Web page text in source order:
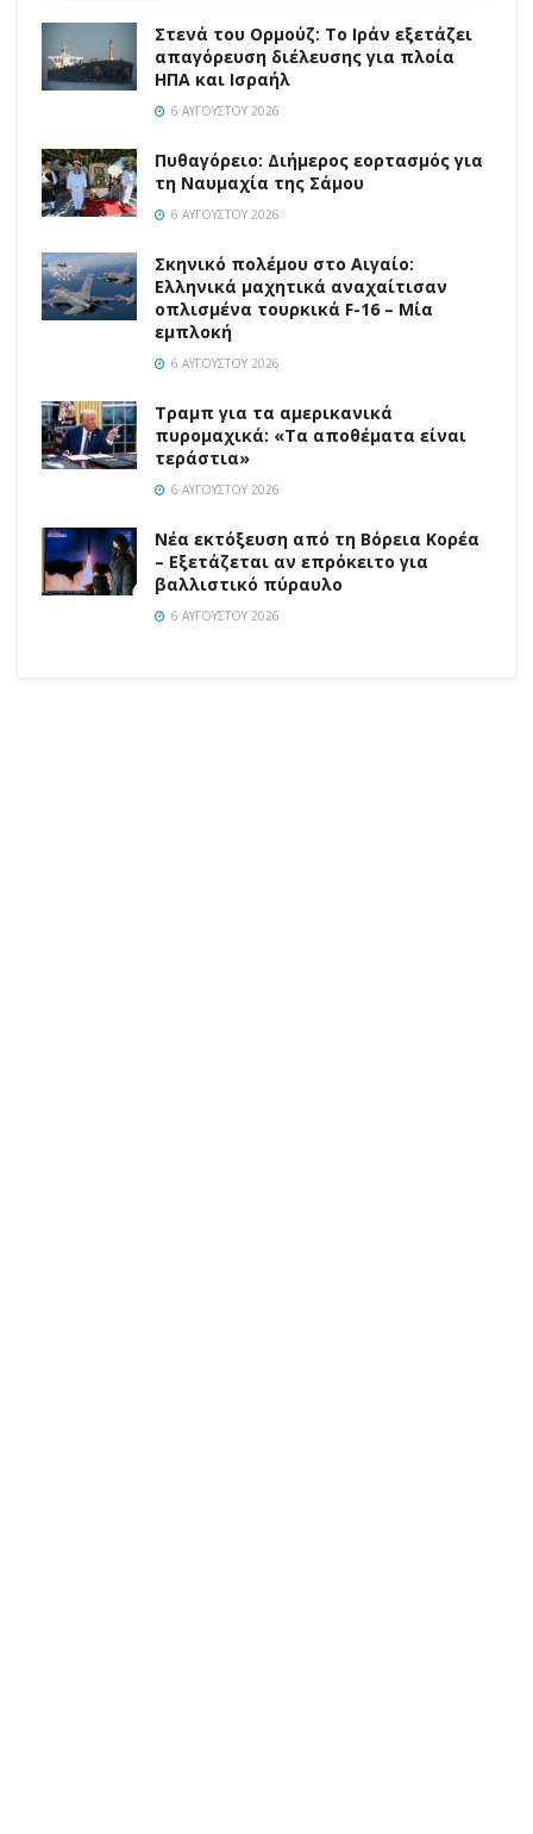
Στενά του Ορμούζ: Το Ιράν εξετάζει
απαγόρευση διέλευσης για πλοία
ΗΠΑ και Ισραήλ
6 ΑΥΓΟΎΣΤΟΥ 2026
Πυθαγόρειο: Διήμερος εορτασμός για
τη Ναυμαχία της Σάμου
6 ΑΥΓΟΎΣΤΟΥ 2026
Σκηνικό πολέμου στο Αιγαίο:
Ελληνικά μαχητικά αναχαίτισαν
οπλισμένα τουρκικά F-16 – Μία
εμπλοκή
6 ΑΥΓΟΎΣΤΟΥ 2026
Τραμπ για τα αμερικανικά
πυρομαχικά: «Τα αποθέματα είναι
τεράστια»
6 ΑΥΓΟΎΣΤΟΥ 2026
Νέα εκτόξευση από τη Βόρεια Κορέα
– Εξετάζεται αν επρόκειτο για
βαλλιστικό πύραυλο
6 ΑΥΓΟΎΣΤΟΥ 2026